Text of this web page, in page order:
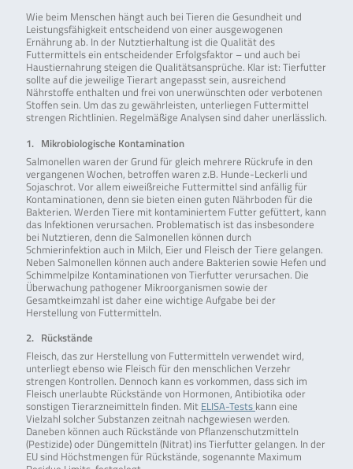
Wie beim Menschen hängt auch bei Tieren die Gesundheit und
Leistungsfähigkeit entscheidend von einer ausgewogenen
Ernährung ab. In der Nutztierhaltung ist die Qualität des
Futtermittels ein entscheidender Erfolgsfaktor – und auch bei
Haustiernahrung steigen die Qualitätsansprüche. Klar ist: Tierfutter
sollte auf die jeweilige Tierart angepasst sein, ausreichend
Nährstoffe enthalten und frei von unerwünschten oder verbotenen
Stoffen sein. Um das zu gewährleisten, unterliegen Futtermittel
strengen Richtlinien. Regelmäßige Analysen sind daher unerlässlich.
1. Mikrobiologische Kontamination
Salmonellen waren der Grund für gleich mehrere Rückrufe in den
vergangenen Wochen, betroffen waren z.B. Hunde-Leckerli und
Sojaschrot. Vor allem eiweißreiche Futtermittel sind anfällig für
Kontaminationen, denn sie bieten einen guten Nährboden für die
Bakterien. Werden Tiere mit kontaminiertem Futter gefüttert, kann
das Infektionen verursachen. Problematisch ist das insbesondere
bei Nutztieren, denn die Salmonellen können durch
Schmierinfektion auch in Milch, Eier und Fleisch der Tiere gelangen.
Neben Salmonellen können auch andere Bakterien sowie Hefen und
Schimmelpilze Kontaminationen von Tierfutter verursachen. Die
Überwachung pathogener Mikroorganismen sowie der
Gesamtkeimzahl ist daher eine wichtige Aufgabe bei der
Herstellung von Futtermitteln.
2. Rückstände
Fleisch, das zur Herstellung von Futtermitteln verwendet wird,
unterliegt ebenso wie Fleisch für den menschlichen Verzehr
strengen Kontrollen. Dennoch kann es vorkommen, dass sich im
Fleisch unerlaubte Rückstände von Hormonen, Antibiotika oder
sonstigen Tierarzneimitteln finden. Mit ELISA-Tests kann eine
Vielzahl solcher Substanzen zeitnah nachgewiesen werden.
Daneben können auch Rückstände von Pflanzenschutzmitteln
(Pestizide) oder Düngemitteln (Nitrat) ins Tierfutter gelangen. In der
EU sind Höchstmengen für Rückstände, sogenannte Maximum